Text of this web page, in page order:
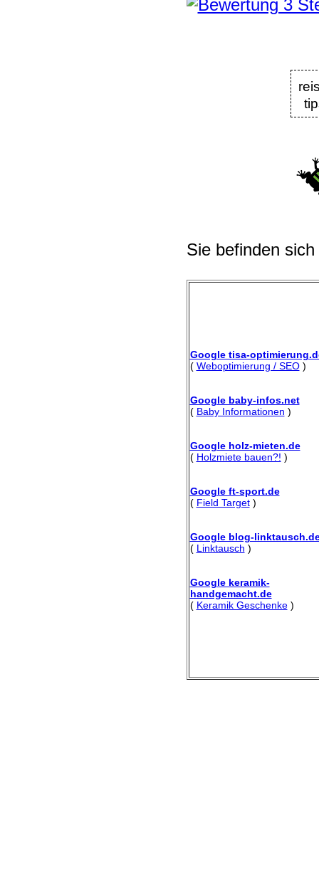
Sie befinden
Google tisa-
( Weboptimierung / SEO)
Google baby-infos.net
( Baby Informationen )
Google holz-mieten.de
( Holzmiete bauen?! )
Google ft-sport.de
( Field Target)
Google blog-
( Linktausch )
Google keramik-
handgemacht.de
( Keramik Geschenke)